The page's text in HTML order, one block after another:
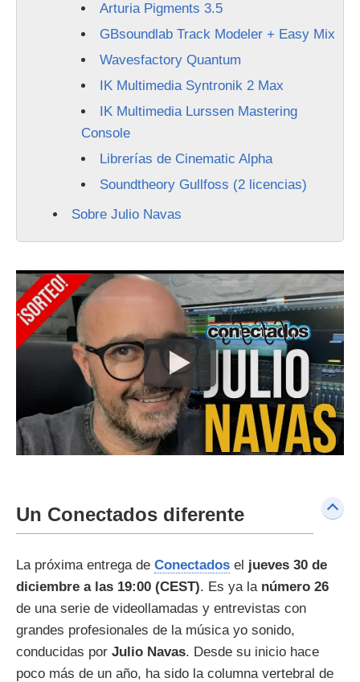
Arturia Pigments 3.5
GBsoundlab Track Modeler + Easy Mix
Wavesfactory Quantum
IK Multimedia Syntronik 2 Max
IK Multimedia Lurssen Mastering
Console
Librerías de Cinematic Alpha
Soundtheory Gullfoss (2 licencias)
Sobre Julio Navas
Un Conectados diferente
La próxima entrega de Conectados el jueves 30 de
diciembre a las 19:00 (CEST). Es ya la número 26
de una serie de videollamadas y entrevistas con
grandes profesionales de la música yo sonido,
conducidas por Julio Navas. Desde su inicio hace
poco más de un año, ha sido la columna vertebral de